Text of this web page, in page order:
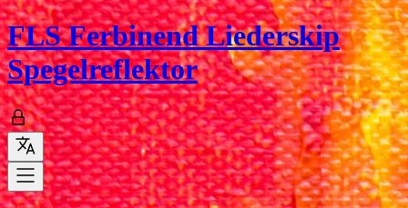
FLSFerbinend Liederskip
Spegelreflektor